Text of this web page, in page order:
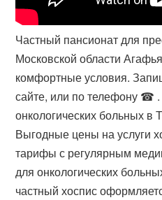
Частный пансионат для
Московской области
комфортные условия.
сайте, или по телефону ☎
онкологических больных в
Выгодные цены на услуги
тарифы с регулярным
для онкологических
частный хоспис